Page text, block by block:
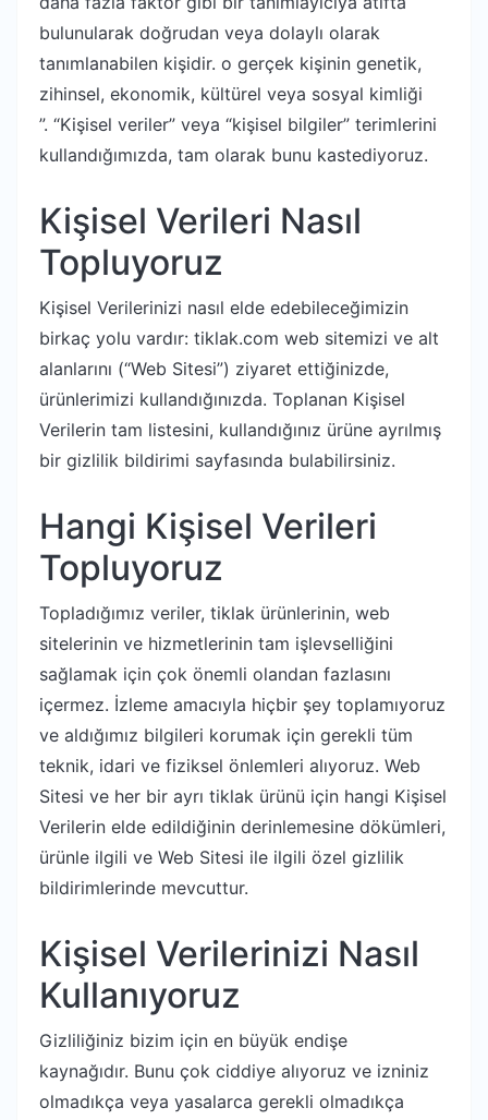
bulunularak doğrudan veya dolaylı olarak
tanımlanabilen kişidir. o gerçek kişinin genetik,
zihinsel, ekonomik, kültürel veya sosyal kimliği
”. “Kişisel veriler” veya “kişisel bilgiler” terimlerini
kullandığımızda, tam olarak bunu kastediyoruz.
Kişisel Verileri Nasıl
Topluyoruz
Kişisel Verilerinizi nasıl elde edebileceğimizin
birkaç yolu vardır: tiklak.com web sitemizi ve alt
alanlarını (“Web Sitesi”) ziyaret ettiğinizde,
ürünlerimizi kullandığınızda. Toplanan Kişisel
Verilerin tam listesini, kullandığınız ürüne ayrılmış
bir gizlilik bildirimi sayfasında bulabilirsiniz.
Hangi Kişisel Verileri
Topluyoruz
Topladığımız veriler, tiklak ürünlerinin, web
sitelerinin ve hizmetlerinin tam işlevselliğini
sağlamak için çok önemli olandan fazlasını
içermez. İzleme amacıyla hiçbir şey toplamıyoruz
ve aldığımız bilgileri korumak için gerekli tüm
teknik, idari ve fiziksel önlemleri alıyoruz. Web
Sitesi ve her bir ayrı tiklak ürünü için hangi Kişisel
Verilerin elde edildiğinin derinlemesine dökümleri,
ürünle ilgili ve Web Sitesi ile ilgili özel gizlilik
bildirimlerinde mevcuttur.
Kişisel Verilerinizi Nasıl
Kullanıyoruz
Gizliliğiniz bizim için en büyük endişe
kaynağıdır. Bunu çok ciddiye alıyoruz ve izniniz
olmadıkça veya yasalarca gerekli olmadıkça